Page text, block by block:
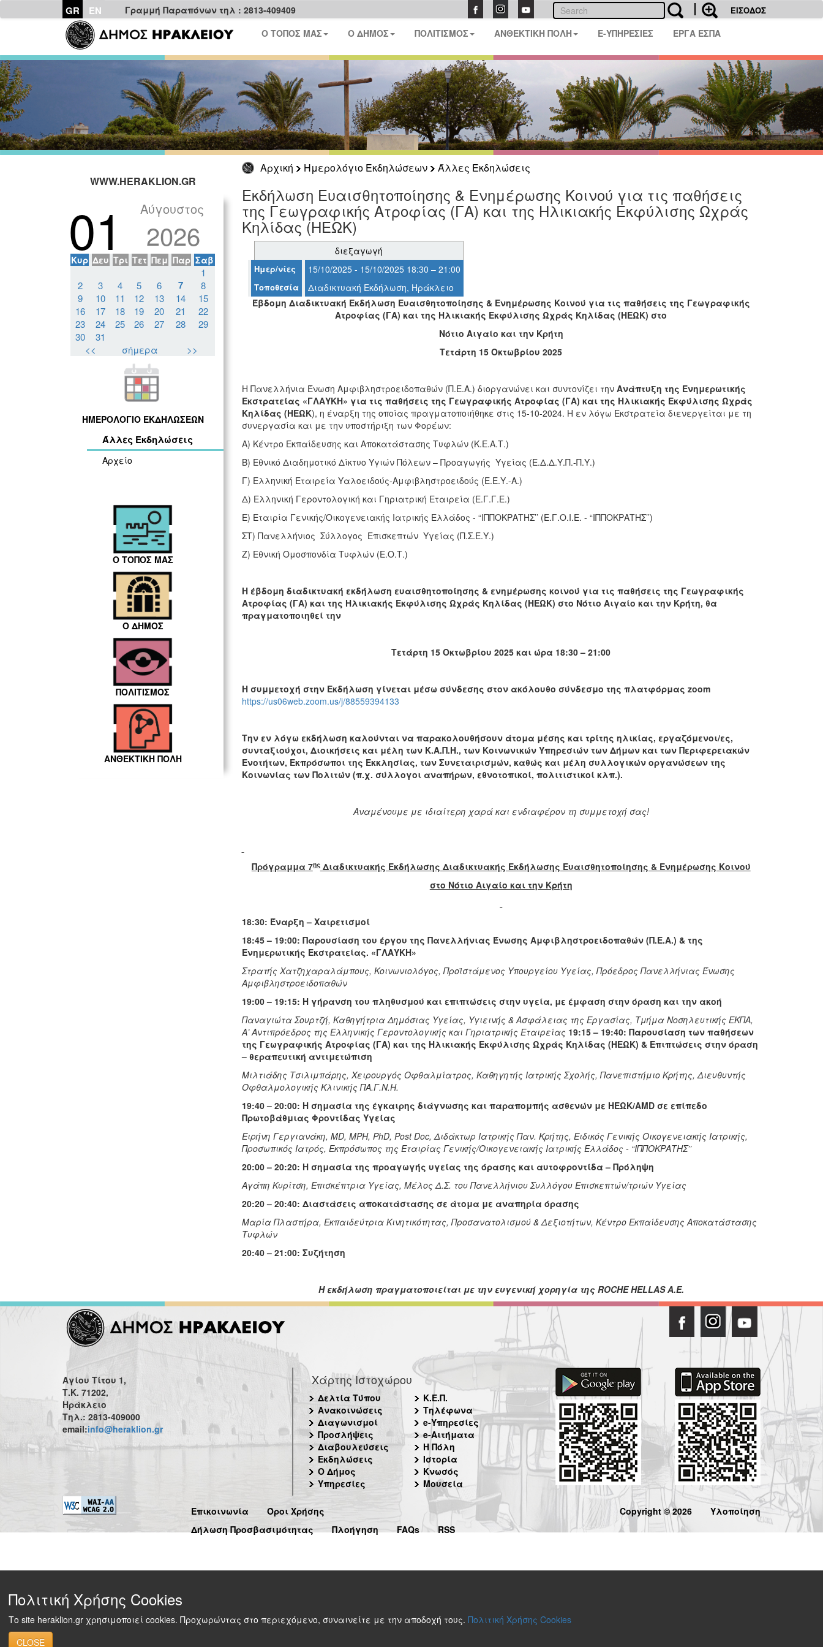
GR EN Γραμμή Παραπόνων τηλ : 2813-409409 ΕΙΣΟΔΟΣ
Ο ΤΟΠΟΣ ΜΑΣ Ο ΔΗΜΟΣ ΠΟΛΙΤΙΣΜΟΣ ΑΝΘΕΚΤΙΚΗ ΠΟΛΗ E-ΥΠΗΡΕΣΙΕΣ ΕΡΓΑ ΕΣΠΑ
Αρχική Ημερολόγιο Εκδηλώσεων
Άλλες Εκδηλώσεις
WWW.HERAKLION.GR
01 Αύγουστος
2026
Κυρ Δευ Τρι Τετ Πεμ Παρ Σαβ
1
2
3 4 5 6 7
8
9
10 11 12 13 14
15
16
17 18 19 20 21
22
23
24 25 26 27 28
29
30
31
<<
σήμερα >>
ΗΜΕΡΟΛΟΓΙΟ ΕΚΔΗΛΩΣΕΩΝ
Άλλες Εκδηλώσεις
Αρχείο
Ο ΤΟΠΟΣ ΜΑΣ
Ο ΔΗΜΟΣ
ΠΟΛΙΤΙΣΜΟΣ
ΑΝΘΕΚΤΙΚΗ ΠΟΛΗ
Εκδήλωση Ευαισθητοποίησης & Ενημέρωσης Κοινού για τις παθήσεις
της Γεωγραφικής Ατροφίας (ΓΑ) και της Ηλικιακής Εκφύλισης Ωχράς
Κηλίδας (ΗΕΩΚ)
διεξαγωγή
Ημερ/νίες 15/10/2025 - 15/10/2025 18:30 – 21:00
Τοποθεσία
Διαδικτυακή Εκδήλωση, Ηράκλειο
Έβδομη Διαδικτυακή Εκδήλωση Ευαισθητοποίησης & Ενημέρωσης Κοινού για τις παθήσεις της Γεωγραφικής
Ατροφίας (ΓΑ) και της Ηλικιακής Εκφύλισης Ωχράς Κηλίδας (ΗΕΩΚ) στο
Νότιο Αιγαίο και την Κρήτη
Τετάρτη 15 Οκτωβρίου 2025
Η Πανελλήνια Ένωση Αμφιβληστροειδοπαθών (Π.Ε.Α.) διοργανώνει και συντονίζει την Ανάπτυξη της Ενημερωτικής
Εκστρατείας «ΓΛΑΥΚΗ» για τις παθήσεις της Γεωγραφικής Ατροφίας (ΓΑ) και της Ηλικιακής Εκφύλισης Ωχράς
Κηλίδας (ΗΕΩΚ), η έναρξη της οποίας πραγματοποιήθηκε στις 15-10-2024. Η εν λόγω Εκστρατεία διενεργείται με τη
συνεργασία και με την υποστήριξη των Φορέων:
Α) Κέντρο Εκπαίδευσης και Αποκατάστασης Τυφλών (Κ.Ε.Α.Τ.)
Β) Εθνικό Διαδημοτικό Δίκτυο Υγιών Πόλεων – Προαγωγής Υγείας (Ε.Δ.Δ.Υ.Π.-Π.Υ.)
Γ) Ελληνική Εταιρεία Υαλοειδούς-Αμφιβληστροειδούς (Ε.Ε.Υ.-Α.)
Δ) Ελληνική Γεροντολογική και Γηριατρική Εταιρεία (Ε.Γ.Γ.Ε.)
Ε) Εταιρία Γενικής/Οικογενειακής Ιατρικής Ελλάδος - “ΙΠΠΟΚΡΑΤΗΣ’’ (Ε.Γ.Ο.Ι.Ε. - “ΙΠΠΟΚΡΑΤΗΣ’’)
ΣΤ) Πανελλήνιος Σύλλογος Επισκεπτών Υγείας (Π.Σ.Ε.Υ.)
Ζ) Εθνική Ομοσπονδία Τυφλών (Ε.Ο.Τ.)
Η έβδομη διαδικτυακή εκδήλωση ευαισθητοποίησης & ενημέρωσης κοινού για τις παθήσεις της Γεωγραφικής
Ατροφίας (ΓΑ) και της Ηλικιακής Εκφύλισης Ωχράς Κηλίδας (ΗΕΩΚ) στο Νότιο Αιγαίο και την Κρήτη, θα
πραγματοποιηθεί την
Τετάρτη 15 Οκτωβρίου 2025 και ώρα 18:30 – 21:00
Η συμμετοχή στην Εκδήλωση γίνεται μέσω σύνδεσης στον ακόλουθο σύνδεσμο της πλατφόρμας zoom
https://us06web.zoom.us/j/88559394133
Την εν λόγω εκδήλωση καλούνται να παρακολουθήσουν άτομα μέσης και τρίτης ηλικίας, εργαζόμενοι/ες,
συνταξιούχοι, Διοικήσεις και μέλη των Κ.Α.Π.Η., των Κοινωνικών Υπηρεσιών των Δήμων και των Περιφερειακών
Ενοτήτων, Εκπρόσωποι της Εκκλησίας, των Συνεταιρισμών, καθώς και μέλη συλλογικών οργανώσεων της
Κοινωνίας των Πολιτών (π.χ. σύλλογοι αναπήρων, εθνοτοπικοί, πολιτιστικοί κλπ.).
Αναμένουμε με ιδιαίτερη χαρά και ενδιαφέρον τη συμμετοχή σας!
Πρόγραμμα 7ηςΔιαδικτυακής Εκδήλωσης Διαδικτυακής Εκδήλωσης Ευαισθητοποίησης & Ενημέρωσης Κοινού
στο Νότιο Αιγαίο και την Κρήτη
18:30: Έναρξη – Χαιρετισμοί
18:45 – 19:00: Παρουσίαση του έργου της Πανελλήνιας Ένωσης Αμφιβληστροειδοπαθών (Π.Ε.Α.) & της
Ενημερωτικής Εκστρατείας. «ΓΛΑΥΚΗ»
Στρατής Χατζηχαραλάμπους, Κοινωνιολόγος, Προϊστάμενος Υπουργείου Υγείας, Πρόεδρος Πανελλήνιας Ένωσης
Αμφιβληστροειδοπαθών
19:00 – 19:15: Η γήρανση του πληθυσμού και επιπτώσεις στην υγεία, με έμφαση στην όραση και την ακοή
Παναγιώτα Σουρτζή, Καθηγήτρια Δημόσιας Υγείας, Υγιεινής & Ασφάλειας της Εργασίας, Τμήμα Νοσηλευτικής ΕΚΠΑ,
Α’ Αντιπρόεδρος της Ελληνικής Γεροντολογικής και Γηριατρικής Εταιρείας 19:15 – 19:40: Παρουσίαση των παθήσεων
της Γεωγραφικής Ατροφίας (ΓΑ) και της Ηλικιακής Εκφύλισης Ωχράς Κηλίδας (ΗΕΩΚ) & Επιπτώσεις στην όραση
– θεραπευτική αντιμετώπιση
Μιλτιάδης Τσιλιμπάρης, Χειρουργός Οφθαλμίατρος, Καθηγητής Ιατρικής Σχολής, Πανεπιστήμιο Κρήτης, Διευθυντής
Οφθαλμολογικής Κλινικής ΠΑ.Γ.Ν.Η.
19:40 – 20:00: Η σημασία της έγκαιρης διάγνωσης και παραπομπής ασθενών με ΗΕΩΚ/AMD σε επίπεδο
Πρωτοβάθμιας Φροντίδας Υγείας
Ειρήνη Γεργιανάκη, MD, MPH, PhD, Post Doc, Διδάκτωρ Ιατρικής Παν. Κρήτης, Ειδικός Γενικής Οικογενειακής Ιατρικής,
Προσωπικός Ιατρός, Εκπρόσωπος της Εταιρίας Γενικής/Οικογενειακής Ιατρικής Ελλάδος - “ΙΠΠΟΚΡΑΤΗΣ’’
20:00 – 20:20: Η σημασία της προαγωγής υγείας της όρασης και αυτοφροντίδα – Πρόληψη
Αγάπη Κυρίτση, Επισκέπτρια Υγείας, Μέλος Δ.Σ. του Πανελλήνιου Συλλόγου Επισκεπτών/τριών Υγείας
20:20 – 20:40: Διαστάσεις αποκατάστασης σε άτομα με αναπηρία όρασης
Μαρία Πλαστήρα, Εκπαιδεύτρια Κινητικότητας, Προσανατολισμού & Δεξιοτήτων, Κέντρο Εκπαίδευσης Αποκατάστασης
Τυφλών
20:40 – 21:00: Συζήτηση
Η εκδήλωση πραγματοποιείται με την ευγενική χορηγία της ROCHE HELLAS A.E.
Αγίου Τίτου 1,
Τ.Κ. 71202,
Ηράκλειο
Τηλ.: 2813-409000
email:info@heraklion.gr
Χάρτης Ιστοχώρου
Δελτία Τύπου
Ανακοινώσεις
Διαγωνισμοί
Προσλήψεις
Διαβουλεύσεις
Εκδηλώσεις
Ο Δήμος
Υπηρεσίες
Κ.Ε.Π.
Τηλέφωνα
e-Υπηρεσίες
e-Αιτήματα
Η Πόλη
Ιστορία
Κνωσός
Μουσεία
Επικοινωνία
Όροι Χρήσης
Δήλωση Προσβασιμότητας
Πλοήγηση FAQs RSS
Copyright © 2026 Υλοποίηση
Πολιτική Χρήσης Cookies
Το site heraklion.gr χρησιμοποιεί cookies. Προχωρώντας στο περιεχόμενο, συναινείτε με την αποδοχή τους. Πολιτική Χρήσης Cookies
CLOSE